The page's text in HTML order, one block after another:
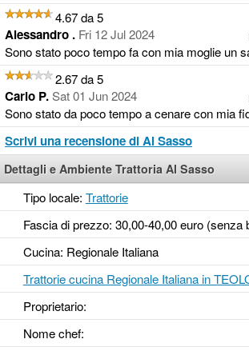
4.67 da 5
Alessandro . Fri 12 Jul 2024
Sono stato poco tempo fa con mia moglie un
2.67 da 5
Carlo P.Sat 01 Jun 2024
Sono stato da poco tempo a cenare con mia
Scrivi una recensione di Al Sasso
Dettagli e Ambiente Trattoria Al Sasso
Tipo locale: Trattorie
Fascia di prezzo: 30,00-40,00 euro (senza
Cucina: Regionale Italiana
Trattorie cucina Regionale Italiana in
Proprietario:
Nome chef: